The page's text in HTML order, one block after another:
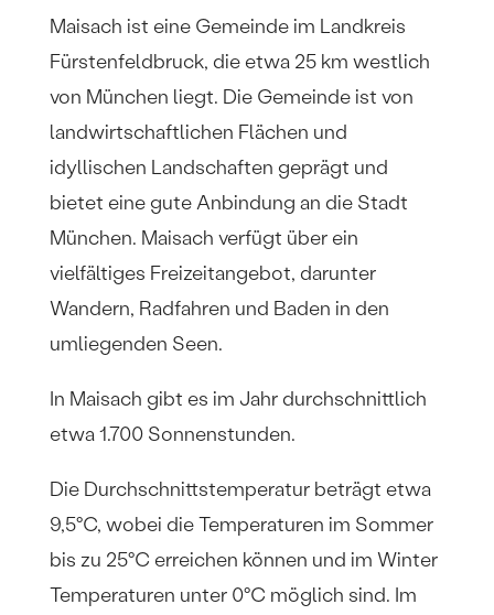
Maisach ist eine Gemeinde im Landkreis
Fürstenfeldbruck, die etwa 25 km westlich
von München liegt. Die Gemeinde ist von
landwirtschaftlichen Flächen und
idyllischen Landschaften geprägt und
bietet eine gute Anbindung an die Stadt
München. Maisach verfügt über ein
vielfältiges Freizeitangebot, darunter
Wandern, Radfahren und Baden in den
umliegenden Seen.
In Maisach gibt es im Jahr durchschnittlich
etwa 1.700 Sonnenstunden.
Die Durchschnittstemperatur beträgt etwa
9,5°C, wobei die Temperaturen im Sommer
bis zu 25°C erreichen können und im Winter
Temperaturen unter 0°C möglich sind. Im